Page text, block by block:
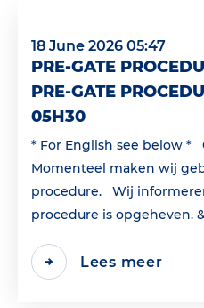
18 June 2026 05:47
PRE-GATE
PRE-GATE
05H30
* For English see below *
Momenteel maken wij
procedure. Wij
procedure is opgeheven.
Lees meer